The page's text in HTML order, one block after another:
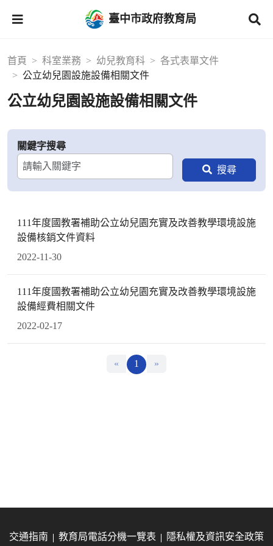
臺中市政府教育局
首頁 科室業務 幼兒教育科
各式表單文件
公立幼兒園設施設備相關文件
公立幼兒園設施設備相關文件
關鍵字搜尋
111年度國教署補助公立幼兒園充實及改善教學環境設施
設備核銷文件資料
2022-11-30
111年度國教署補助公立幼兒園充實及改善教學環境設施
設備經費相關文件
2022-02-17
« 1 »
交通指南 教育局電話分機一覽表 隱私權及資訊安全政策